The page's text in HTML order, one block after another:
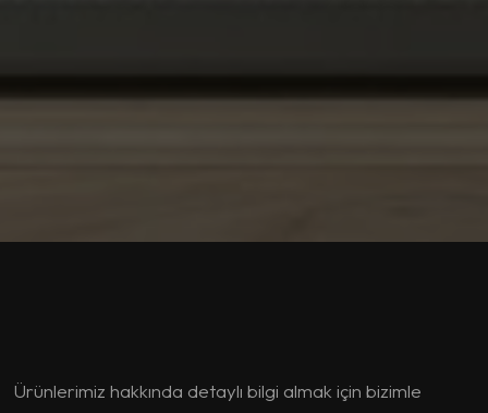
Ürünlerimiz hakkında detaylı bilgi almak için bizimle